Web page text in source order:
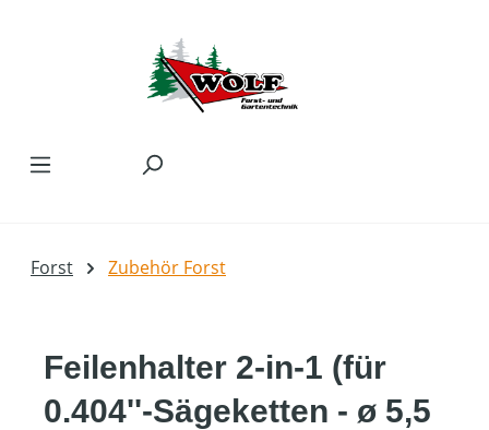
Forst Zubehör Forst
Feilenhalter 2-in-1 (für
0.404''-Sägeketten - ø 5,5